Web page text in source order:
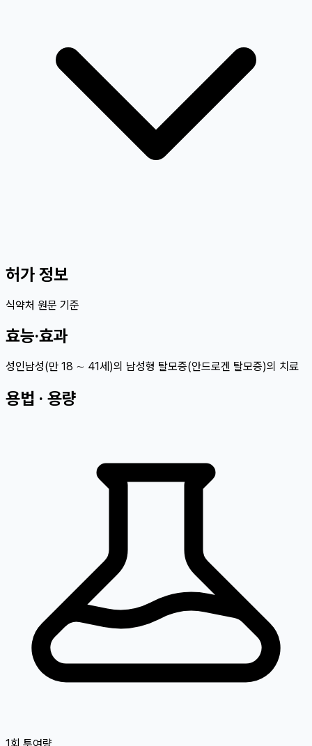
허가 정보
식약처 원문 기준
효능·효과
성인남성(만 18 ∼ 41세)의 남성형 탈모증(안드로겐 탈모증)의 치료
용법 · 용량
1회 투여량